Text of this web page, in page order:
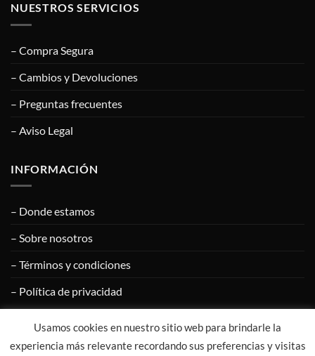
NUESTROS SERVICIOS
– Compra Segura
– Cambios y Devoluciones
– Preguntas frecuentes
– Aviso Legal
INFORMACIÓN
– Donde estamos
– Sobre nosotros
– Términos y condiciones
– Política de privacidad
Visa PayPal MasterCardGoogle
Apple
Usamos cookies en nuestro sitio web para brindarle la
experiencia más relevante recordando sus preferencias y visitas